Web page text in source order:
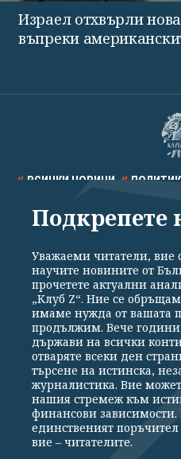
Израел отхвърли
въпреки
ВСИЧКИ НОВИНИ
СПОРТ КУЛТУРА
Общи условия
Реклама
Партньори
Екип
Издател на www.clubz.bg е „Клуб
Константинов" 3. Всички права
Подкрепете
Уважаеми читатели, вие
научите новините от
прочетете актуални
„Клуб Z“. Ние се
имаме нужда от вашата
продължим. Вече години
държави на всички
отваряте всеки ден
търсене на истинска,
журналистика. Вие
нашия стремеж към
финансови
единственият
вие – читателите.